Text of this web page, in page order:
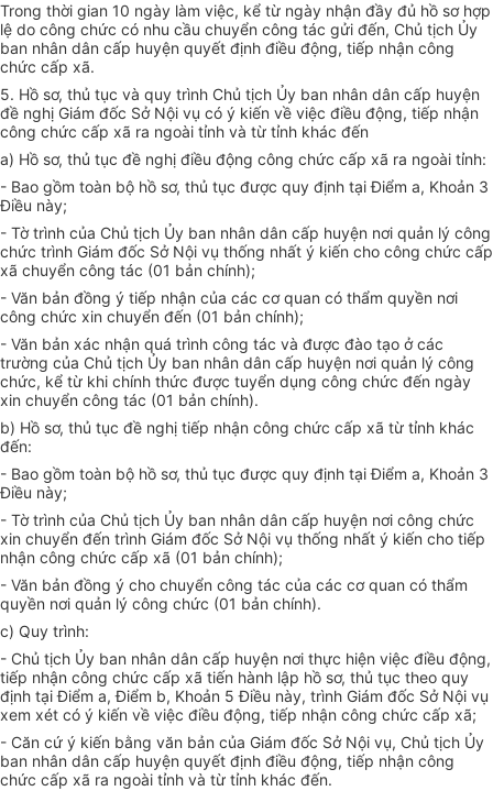
Trong thời gian 10 ngày làm việc, kể từ ngày nhận đầy đủ hồ sơ hợp
lệ do công chức có nhu cầu chuyển công tác gửi đến, Chủ tịch Ủy
ban nhân dân cấp huyện quyết định điều động, tiếp nhận công
chức cấp xã.
5. Hồ sơ, thủ tục và quy trình Chủ tịch Ủy ban nhân dân cấp huyện
đề nghị Giám đốc Sở Nội vụ có ý kiến về việc điều động, tiếp nhận
công chức cấp xã ra ngoài tỉnh và từ tỉnh khác đến
a) Hồ sơ, thủ tục đề nghị điều động công chức cấp xã ra ngoài tỉnh:
- Bao gồm toàn bộ hồ sơ, thủ tục được quy định tại Điểm a, Khoản 3
Điều này;
- Tờ trình của Chủ tịch Ủy ban nhân dân cấp huyện nơi quản lý công
chức trình Giám đốc Sở Nội vụ thống nhất ý kiến cho công chức cấp
xã chuyển công tác (01 bản chính);
- Văn bản đồng ý tiếp nhận của các cơ quan có thẩm quyền nơi
công chức xin chuyển đến (01 bản chính);
- Văn bản xác nhận quá trình công tác và được đào tạo ở các
trường của Chủ tịch Ủy ban nhân dân cấp huyện nơi quản lý công
chức, kể từ khi chính thức được tuyển dụng công chức đến ngày
xin chuyển công tác (01 bản chính).
b) Hồ sơ, thủ tục đề nghị tiếp nhận công chức cấp xã từ tỉnh khác
đến:
- Bao gồm toàn bộ hồ sơ, thủ tục được quy định tại Điểm a, Khoản 3
Điều này;
- Tờ trình của Chủ tịch Ủy ban nhân dân cấp huyện nơi công chức
xin chuyển đến trình Giám đốc Sở Nội vụ thống nhất ý kiến cho tiếp
nhận công chức cấp xã (01 bản chính);
- Văn bản đồng ý cho chuyển công tác của các cơ quan có thẩm
quyền nơi quản lý công chức (01 bản chính).
c) Quy trình:
- Chủ tịch Ủy ban nhân dân cấp huyện nơi thực hiện việc điều động,
tiếp nhận công chức cấp xã tiến hành lập hồ sơ, thủ tục theo quy
định tại Điểm a, Điểm b, Khoản 5 Điều này, trình Giám đốc Sở Nội vụ
xem xét có ý kiến về việc điều động, tiếp nhận công chức cấp xã;
- Căn cứ ý kiến bằng văn bản của Giám đốc Sở Nội vụ, Chủ tịch Ủy
ban nhân dân cấp huyện quyết định điều động, tiếp nhận công
chức cấp xã ra ngoài tỉnh và từ tỉnh khác đến.